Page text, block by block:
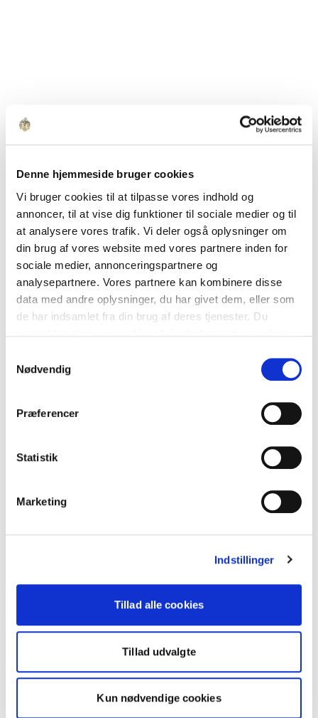
Denne hjemmeside bruger cookies
Vi bruger cookies til at tilpasse vores indhold og
annoncer, til at vise dig funktioner til sociale medier og til
at analysere vores trafik. Vi deler også oplysninger om
din brug af vores website med vores partnere inden for
sociale medier, annonceringspartnere og
analysepartnere. Vores partnere kan kombinere disse
data med andre oplysninger, du har givet dem, eller som
de har indsamlet fra din brug af deres tjenester. Du
Nødvendig
Præferencer
Statistik
Marketing
Indstillinger
Tillad alle cookies
Tillad udvalgte
Kun nødvendige cookies